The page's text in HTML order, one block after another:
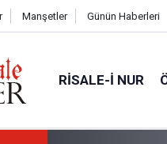
Manşetler Günün Haberleri
RISALE-I NUR